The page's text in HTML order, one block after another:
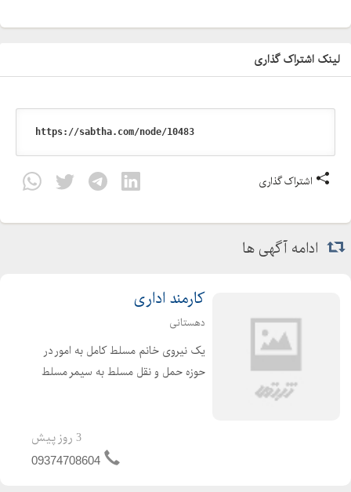
لینک اشتراک گذاری
اشتراک گذاری
ادامه آگهی ها
کارمند اداری
دهستانی
یک نیروی خانم مسلط کامل به امور در
حوزه حمل و نقل مسلط به سیمر مسلط
3 روز پیش
09374708604